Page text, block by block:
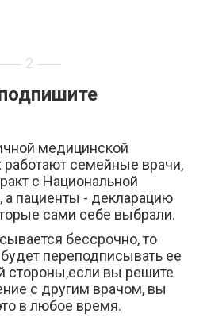
2
медицинской
семейные врачи,
с Национальной
а пациенты - декларацию
сами себе выбрали.
бессрочно, то
переподписывать ее
стороны,если вы решите
с другим врачом, вы
в любое время.